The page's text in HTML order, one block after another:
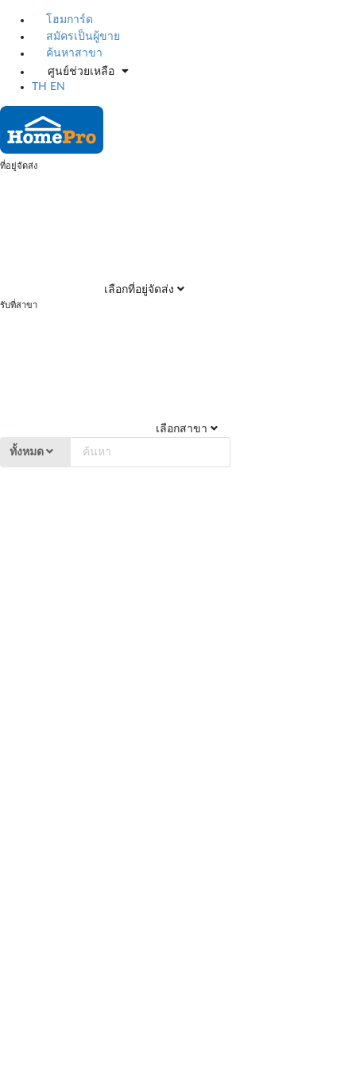
โฮมการ์ด
สมัครเป็นผู้ขาย
ค้นหาสาขา
ศูนย์ช่วยเหลือ
TH
EN
ที่อยู่จัดส่ง
เลือกที่อยู่จัดส่ง
รับที่สาขา
เลือกสาขา
ทั้งหมด